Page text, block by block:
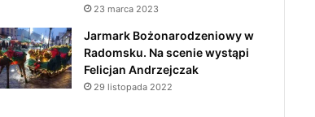
23 marca 2023
Jarmark Bożonarodzeniowy w
Radomsku. Na scenie wystąpi
Felicjan Andrzejczak
29 listopada 2022